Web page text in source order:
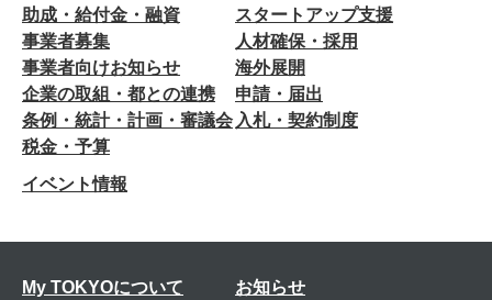
助成・給付金・融資
スタートアップ支援
事業者募集
人材確保・採用
事業者向けお知らせ
海外展開
企業の取組・都との連携
申請・届出
条例・統計・計画・審議会 入札・契約制度
税金・予算
イベント情報
My TOKYOについて お知らせ